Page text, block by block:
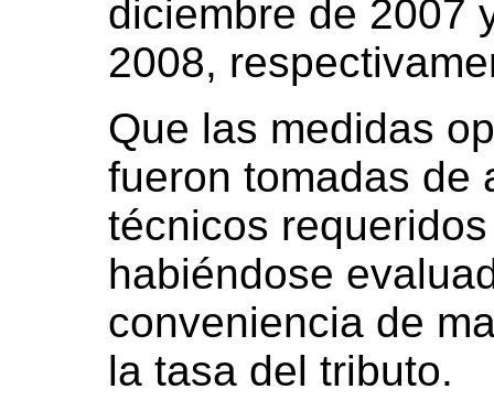
diciembre de 2007
2008,
Que las medidas
fueron tomadas de
técnicos
habiéndose
conveniencia de
la tasa del tributo.